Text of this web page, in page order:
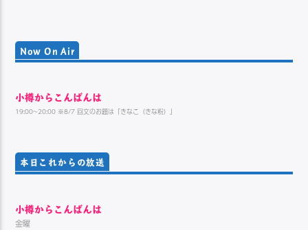
ー
Now On Air
小樽からこんばんは
19:00~20:00 ※8/7 回文のお題は「きなこ（きな粉）」
本日これからの放送
小樽からこんばんは
金曜